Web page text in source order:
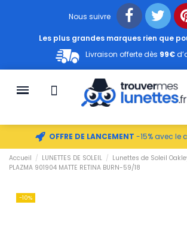
Nous suivre
Les plus grandes marques rien que
Livraison offerte dès 99€
OFFRE DE LANCEMENT -15% avec le
Accueil LUNETTES DE SOLEIL
Lunettes de Soleil
PLAZMA 901904 MATTE RETINA BURN-59/18
-10%